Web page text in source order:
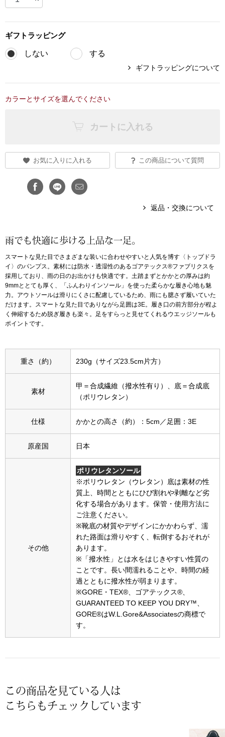
ランド
集
タログ
／チュニック
ダーウェア
集
ブリーフケース
ボディバッグ
ボストンバッグ
スーツケース
その他
スリップオン
サンダル
その他
財布／小物
財布／コイン
革小物
ギフト ラッピング
しない する
ギフトラッピングについて
カラーとサイズを選んでください
カートに入れる
お気に入りに入れる この商品について質問
返品・交換について
雨でも快適に歩ける上品な一足。
スマートな見た目でさまざまな装いに合わせやすいと人気を博す〈トップドラ
イ〉のパンプス。素材には防水・透湿性のあるゴアテックス®ファブリクスを
採用しており、雨の日のお出かけも快適です。土踏まずとかかとの厚みは約
9mmととても厚く、「ふんわりインソール」を使った柔らかな履き心地も魅
力。アウトソールは滑りにくさに配慮しているため、雨にも臆さず履いていた
だけます。スマートな見た目でありながら足囲は3E。履き口の前方部分が程よ
く伸縮するため脱ぎ履きも楽々。足をすらっと見せてくれるウエッジソールも
ポイントです。
重さ（約） 230g（サイズ23.5cm片方）
素材
甲＝合成繊維（撥水性有り）、底＝合成底
（ポリウレタン）
仕様 かかとの高さ（約）：5cm／足囲：3E
原産国 日本
その他
ポリウレタンソール
※ポリウレタン（ウレタン）底は素材の性
質上、時間とともにひび割れや剥離など劣
化する場合があります。保管・使用方法に
ご注意ください。
※靴底の材質やデザインにかかわらず、濡
れた路面は滑りやすく、転倒するおそれが
あります。
※「撥水性」とは水をはじきやすい性質の
ことです。長い間濡れることや、時間の経
過とともに撥水性が弱まります。
※GORE・TEX®、ゴアテックス®、
GUARANTEED TO KEEP YOU DRY™、
GORE®はW.L.Gore&Associatesの商標で
す。
この商品を見ている人は
こちらもチェックしています